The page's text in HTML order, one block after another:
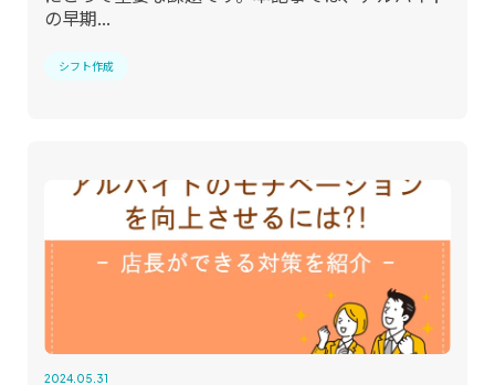
の早期...
シフト作成
2024.05.31